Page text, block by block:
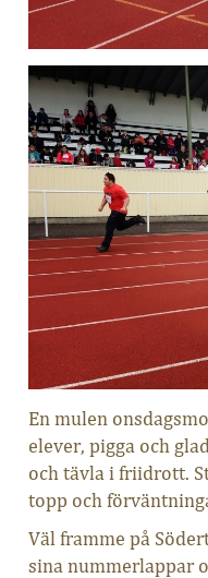
En mulen
elever, pigga och
och tävla i friidrott.
topp och
Väl framme på
sina nummerlappar